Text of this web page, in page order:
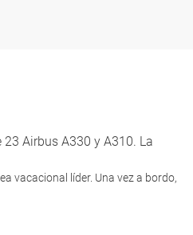
Airbus A330 y A310. La
vacacional líder. Una vez a bordo,